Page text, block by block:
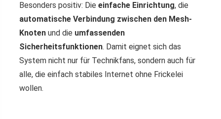
Besonders positiv: Die einfache Einrichtung, die
automatische Verbindung zwischen den Mesh-
Knoten und die umfassenden
Sicherheitsfunktionen. Damit eignet sich das
System nicht nur für Technikfans, sondern auch für
alle, die einfach stabiles Internet ohne Frickelei
wollen.